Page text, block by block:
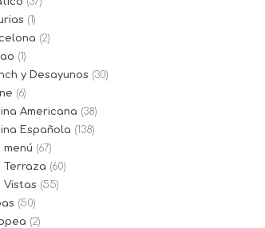
(1)
(2)
(1)
y Desayunos (30)
(6)
Americana (38)
Española (138)
menú (67)
Terraza (60)
Vistas (55)
(50)
(2)